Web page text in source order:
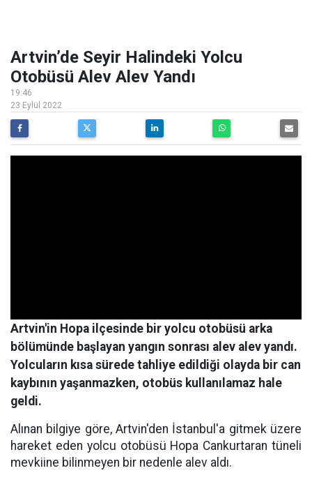
Artvin’de Seyir Halindeki Yolcu
Otobüsü Alev Alev Yandı
19:46
23 Eylül 2022
Artvin'in Hopa ilçesinde bir yolcu otobüsü arka
bölümünde başlayan yangın sonrası alev alev yandı.
Yolcuların kısa sürede tahliye edildiği olayda bir can
kaybının yaşanmazken, otobüs kullanılamaz hale
geldi.
Alınan bilgiye göre, Artvin'den İstanbul'a gitmek üzere
hareket eden yolcu otobüsü Hopa Cankurtaran tüneli
mevkiine bilinmeyen bir nedenle alev aldı.